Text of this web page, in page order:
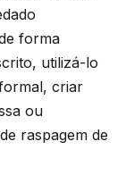
forma
utilizá-lo
criar
ou
raspagem de